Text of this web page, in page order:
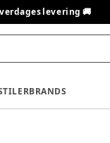
levering 🚚
BRANDS